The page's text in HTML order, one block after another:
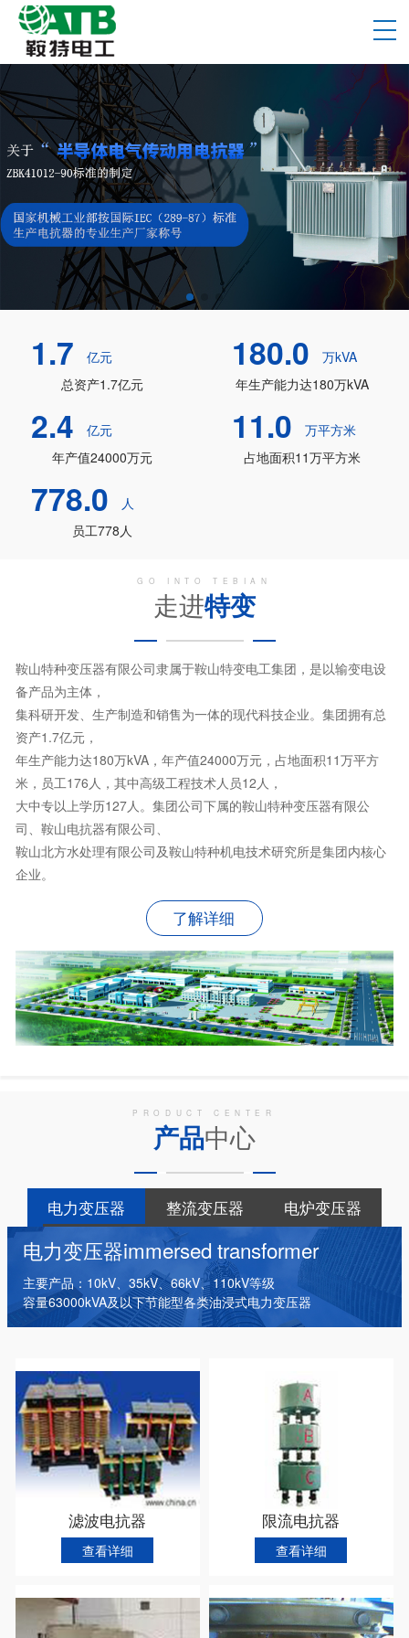
1.7
亿元
总资产1.7亿元
180.0
万kVA
年生产能力达180万kVA
2.4
亿元
年产值24000万元
11.0
万平方米
占地面积11万平方米
778.0
人
员工778人
GO INTO TEBIAN
走进特变
鞍山特种变压器有限公司隶属于鞍山特变电工集团，是以输变电设
备产品为主体，
集科研开发、生产制造和销售为一体的现代科技企业。集团拥有总
资产1.7亿元，
年生产能力达180万kVA，年产值24000万元，占地面积11万平方
米，员工176人，其中高级工程技术人员12人，
大中专以上学历127人。集团公司下属的鞍山特种变压器有限公
司、鞍山电抗器有限公司、
鞍山北方水处理有限公司及鞍山特种机电技术研究所是集团内核心
企业。
了解详细
PRODUCT CENTER
产品中心
电力变压器 整流变压器
电炉变压器
干式变压器
电抗器 箱式变电站
电力变压器immersed transformer
主要产品：10kV、35kV、66kV、110kV等级
容量63000kVA及以下节能型各类油浸式电力变压器
扼流式饱合